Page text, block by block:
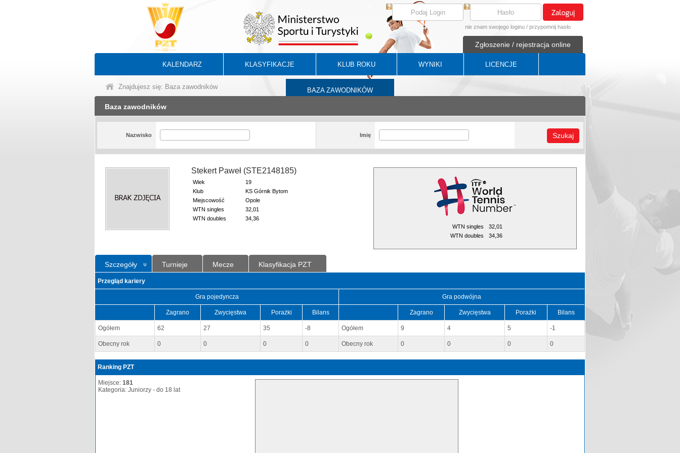
nie znam swojego loginu / przypomnij hasło
Zgłoszenie / rejestracja online
KALENDARZ KLASYFIKACJE KLUB ROKU WYNIKI LICENCJE
BAZA ZAWODNIKÓW
Znajdujesz się: Baza zawodników
Baza zawodników
Nazwisko Imię Szukaj
Stekert Paweł (STE2148185)
Wiek
19
Klub
KS Górnik Bytom
Miejscowość
Opole
WTN singles
32,01
WTN doubles
34,36
WTN singles
32,01
WTN doubles
34,36
Szczegóły Turnieje Mecze Klasyfikacja PZT
Przegląd kariery
Gra pojedyncza Gra podwójna
Zagrano Zwycięstwa Porażki Bilans Zagrano Zwycięstwa Porażki Bilans
Ogółem 62 27 35 -8 Ogółem 9 4 5 -1
Obecny rok 0 0 0 0 Obecny rok 0 0 0 0
Ranking PZT
Miejsce: 181
Kategoria: Juniorzy - do 18 lat